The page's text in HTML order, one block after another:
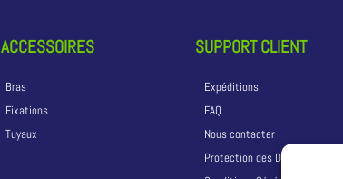
ACCESSOIRES
Bras
Fixations
Tuyaux
SUPPORT CLIENT
Expéditions
FAQ
Nous contacter
Protection des Données